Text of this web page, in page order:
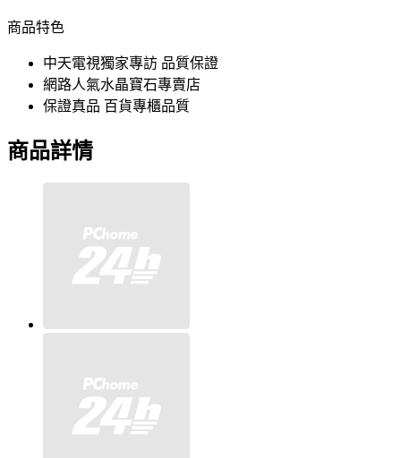
商品特色
中天電視獨家專訪 品質保證
網路人氣水晶寶石專賣店
保證真品 百貨專櫃品質
商品詳情